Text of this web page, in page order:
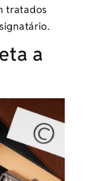
tratados
a